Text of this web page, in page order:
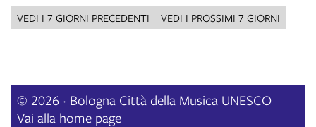
VEDI I 7 GIORNI PRECEDENTI VEDI I PROSSIMI 7 GIORNI
© 2026 · Bologna Città della Musica UNESCO
Vai alla home page